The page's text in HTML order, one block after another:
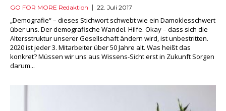
GO FOR MORE Redaktion 22. Juli 2017
„Demografie“ – dieses Stichwort schwebt wie ein Damoklesschwert
über uns. Der demografische Wandel. Hilfe. Okay – dass sich die
Altersstruktur unserer Gesellschaft ändern wird, ist unbestritten.
2020 ist jeder 3. Mitarbeiter über 50 Jahre alt. Was heißt das
konkret? Müssen wir uns aus Wissens-Sicht erst in Zukunft Sorgen
darum...